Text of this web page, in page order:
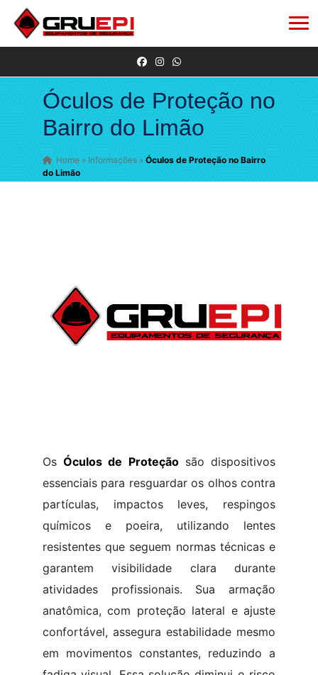
Óculos de Proteção no
Bairro do Limão
Home» Informações » Óculos de Proteção no Bairro
do Limão
OsÓculos de Proteçãosão dispositivos
essenciais para resguardar os olhos contra
partículas, impactos leves, respingos
químicos e poeira, utilizando lentes
resistentes que seguem normas técnicas e
garantem visibilidade clara durante
atividades profissionais. Sua armação
anatômica, com proteção lateral e ajuste
confortável, assegura estabilidade mesmo
em movimentos constantes, reduzindo a